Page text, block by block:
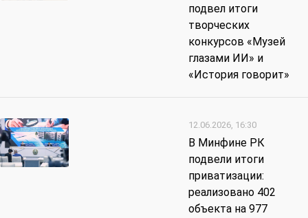
подвел итоги
творческих
конкурсов «Музей
глазами ИИ» и
«История говорит»
12.06.2026, 16:30
В Минфине РК
подвели итоги
приватизации:
реализовано 402
объекта на 977